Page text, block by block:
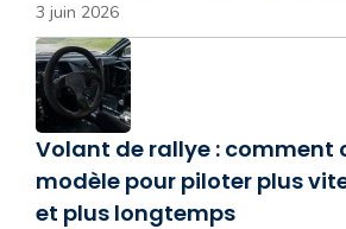
3 juin 2026
Volant de rallye : comment
modèle pour piloter plus
et plus longtemps